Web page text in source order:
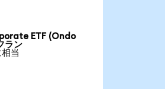
ETF (Ondo
ラン
相当